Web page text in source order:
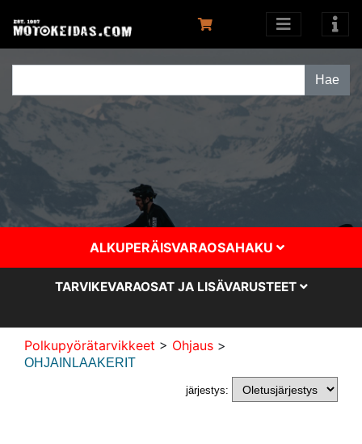
ALKUPERÄISVARAOSAHAKU
TARVIKEVARAOSAT JA LISÄVARUSTEET
Polkupyörätarvikkeet > Ohjaus >
OHJAINLAAKERIT
järjestys: